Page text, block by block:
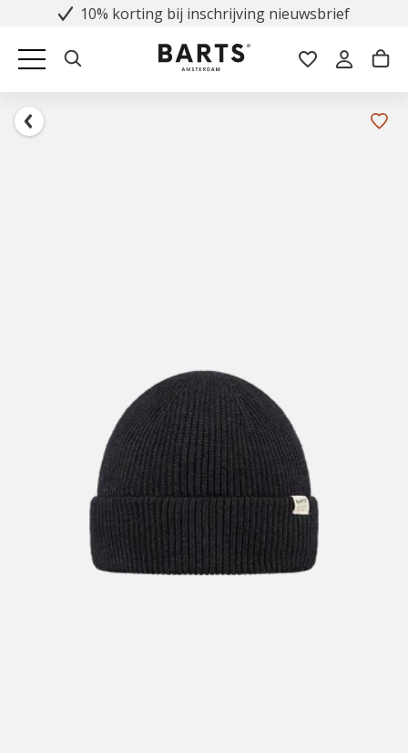
10% korting bij inschrijving nieuwsbrief